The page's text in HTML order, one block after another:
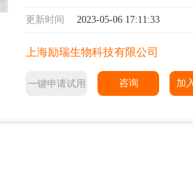
更新时间 2023-05-06 17:11:33
上海励瑞生物科技有限公司
一键申请试用 咨询 加